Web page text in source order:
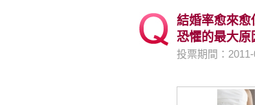
結婚率愈來愈
恐懼的最大原
投票期間：